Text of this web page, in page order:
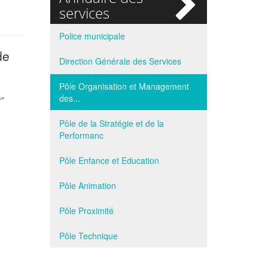
services
Police municipale
Direction Générale des Services
Pôle Organisation et Management
des...
Pôle de la Stratégie et de la
Performanc
Pôle Enfance et Education
Pôle Animation
Pôle Proximité
Pôle Technique